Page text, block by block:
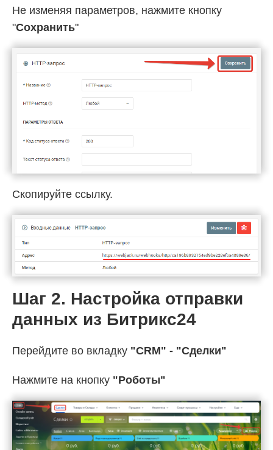
Не изменяя параметров, нажмите кнопку
"Сохранить"
Скопируйте ссылку.
Шаг 2. Настройка отправки
данных из Битрикс24
Перейдите во вкладку "CRM" - "Сделки"
Нажмите на кнопку "Роботы"